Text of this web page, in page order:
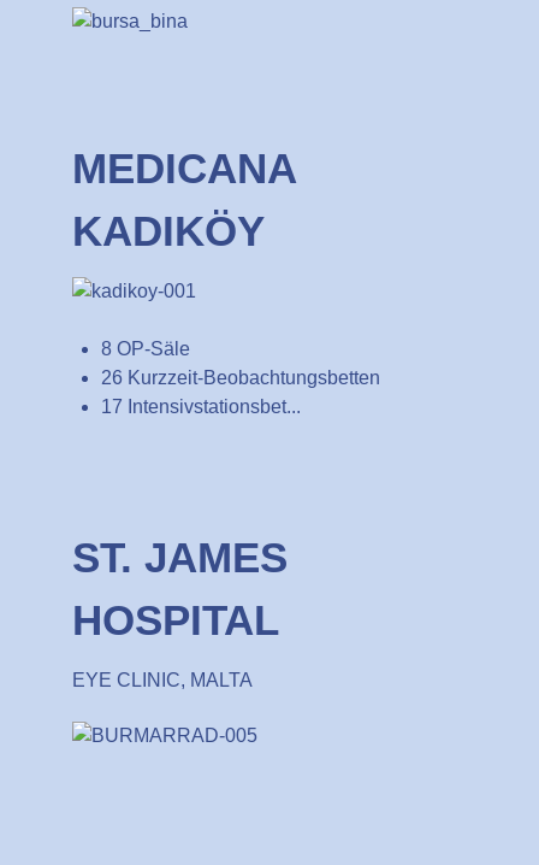
MEDICANA
KADIKÖY
8 OP-Säle
26 Kurzzeit-Beobachtungsbetten
17 Intensivstationsbet...
ST. JAMES
HOSPITAL
EYE CLINIC, MALTA